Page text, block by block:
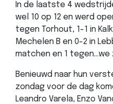
In de laatste 4
wel 10 op 12 en werd
tegen Torhout, 1-1 in
Mechelen B en 0-2 in
matchen en 1
Benieuwd naar hun
zondag voor de dag
Leandro Varela, Enzo